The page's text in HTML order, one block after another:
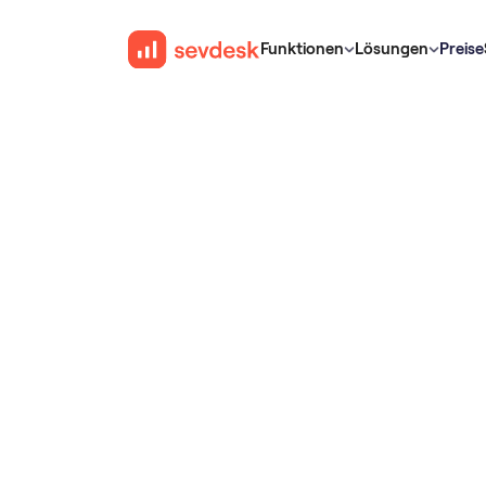
Funktionen Lösungen Preise